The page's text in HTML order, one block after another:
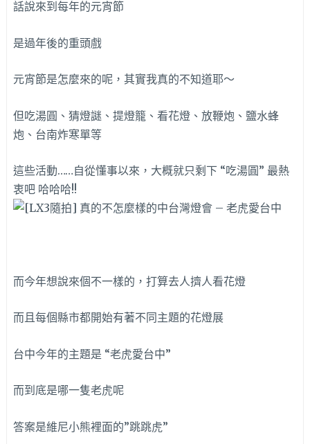
話說來到每年的元宵節
是過年後的重頭戲
元宵節是怎麼來的呢，其實我真的不知道耶～
但吃湯圓、猜燈謎、提燈籠、看花燈、放鞭炮、鹽水蜂
炮、台南炸寒單等
這些活動……自從懂事以來，大概就只剩下 “吃湯圓” 最熱
衷吧 哈哈哈!!
而今年想說來個不一樣的，打算去人擠人看花燈
而且每個縣市都開始有著不同主題的花燈展
台中今年的主題是 “老虎愛台中”
而到底是哪一隻老虎呢
答案是維尼小熊裡面的”跳跳虎”